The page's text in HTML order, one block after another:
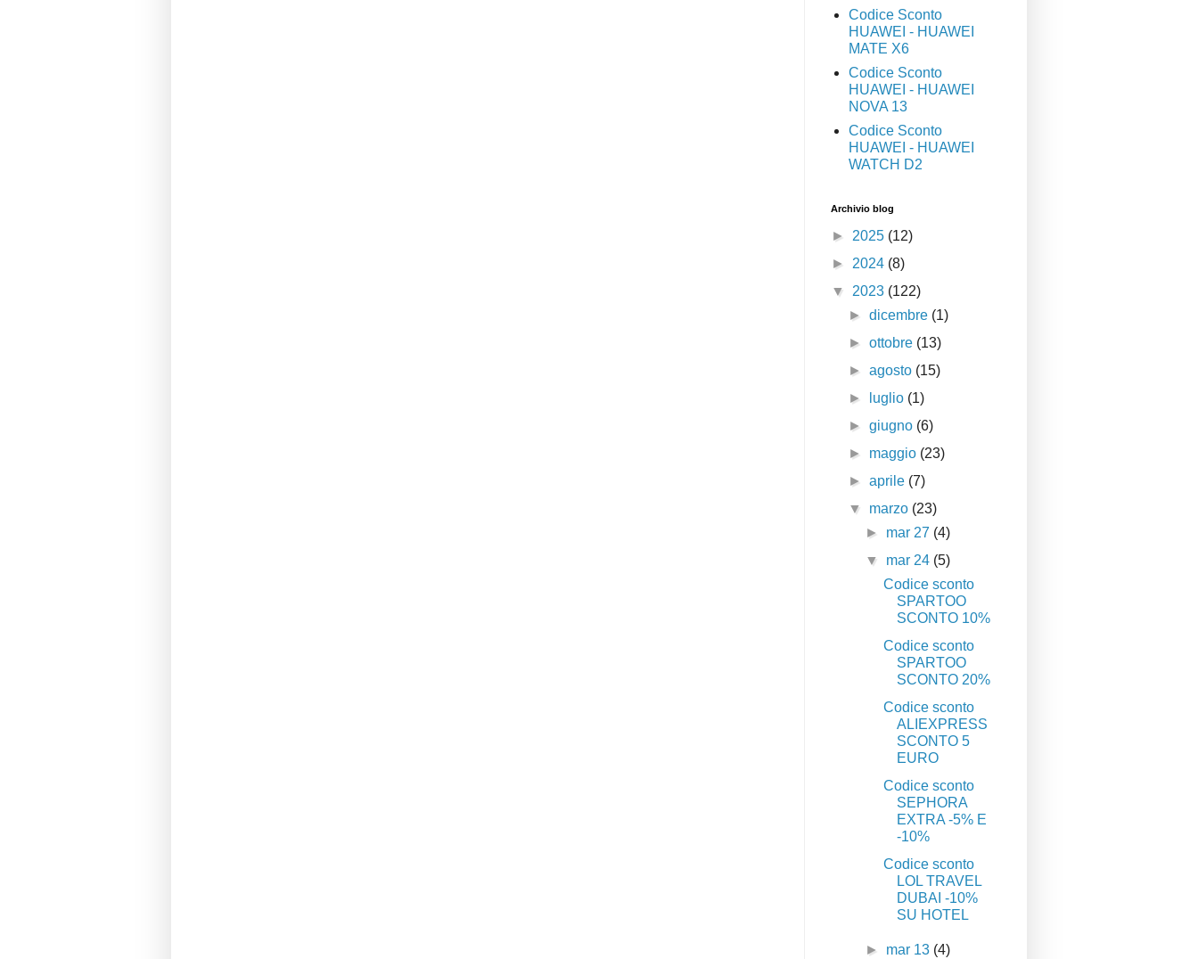
Codice Sconto
HUAWEI - HUAWEI
MATE X6
Codice Sconto
HUAWEI - HUAWEI
NOVA 13
Codice Sconto
HUAWEI - HUAWEI
WATCH D2
Archivio blog
► 2025 (12)
► 2024 (8)
▼ 2023 (122)
►dicembre (1)
►ottobre (13)
►agosto (15)
►
luglio (1)
►giugno (6)
► maggio (23)
►aprile (7)
▼ marzo (23)
► mar 27 (4)
▼ mar 24 (5)
Codice sconto
SPARTOO
SCONTO 10%
Codice sconto
SPARTOO
SCONTO 20%
Codice sconto
ALIEXPRESS
SCONTO 5
EURO
Codice sconto
SEPHORA
EXTRA -5% E
-10%
Codice sconto
LOL TRAVEL
DUBAI -10%
SU HOTEL
► mar 13 (4)